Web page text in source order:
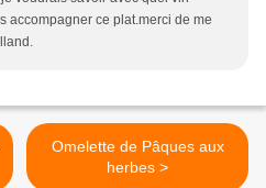
accompagner ce plat.merci de me
Omelette de Pâques aux
herbes >